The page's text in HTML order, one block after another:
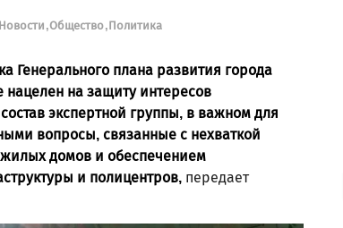
НовостиОбщество Политика
Генерального плана развития города
на защиту интересов
экспертной группы, в важном для
вопросы, связанные с нехваткой
жилых домов и обеспечением
и полицентров, передает